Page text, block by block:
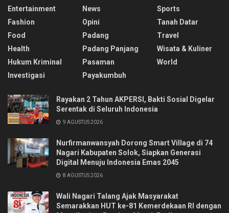
Entertainment
Fashion
Food
Health
Hukum Kriminal
Investigasi
News
Opini
Padang
Padang Panjang
Pasaman
Payakumbuh
Sports
Tanah Datar
Travel
Wisata & Kuliner
World
Rayakan 2 Tahun AKPERSI, Bakti Sosial Digelar
Serentak di Seluruh Indonesia
9 AGUSTUS 2026
Nurfirmanwansyah Dorong Smart Village di 74
Nagari Kabupaten Solok, Siapkan Generasi
Digital Menuju Indonesia Emas 2045
8 AGUSTUS 2026
Wali Nagari Talang Ajak Masyarakat
Semarakkan HUT ke-81 Kemerdekaan RI dengan